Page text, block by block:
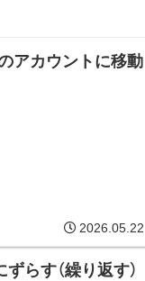
のアカウントに移動
2026.05.22
らす（繰り返す）